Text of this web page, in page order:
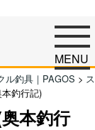
MENU
ル釣具｜PAGOS > ス
釣行記)
本釣行